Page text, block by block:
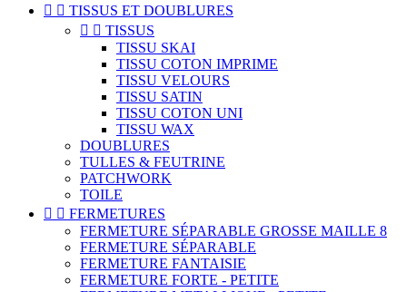
  TISSUS ET DOUBLURES
  TISSUS
TISSU SKAI
TISSU COTON IMPRIME
TISSU VELOURS
TISSU SATIN
TISSU COTON UNI
TISSU WAX
DOUBLURES
TULLES & FEUTRINE
PATCHWORK
TOILE
  FERMETURES
FERMETURE SÉPARABLE GROSSE MAILLE 8
FERMETURE SÉPARABLE
FERMETURE FANTAISIE
FERMETURE FORTE - PETITE